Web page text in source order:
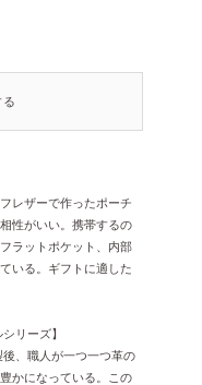
レザーで作ったポーチ
性がいい。携帯するの
ラットポケット、内部
いる。ギフトに適した
リーズ】
、職人が一つ一つ革の
かになっている。この